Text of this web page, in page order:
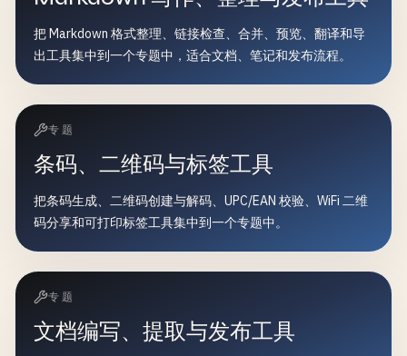
把 Markdown 格式整理、链接检查、合并、预览、翻译和导
出工具集中到一个专题中，适合文档、笔记和发布流程。
专题
条码、二维码与标签工具
把条码生成、二维码创建与解码、UPC/EAN 校验、WiFi 二维
码分享和可打印标签工具集中到一个专题中。
专题
文档编写、提取与发布工具